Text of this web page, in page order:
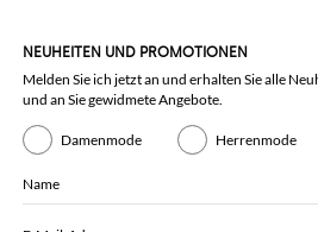
NEUHEITEN UND PROMOTIONEN
Melden Sie ich jetzt an und erhalten Sie alle
und an Sie gewidmete Angebote.
Damenmode Herrenmode
Name